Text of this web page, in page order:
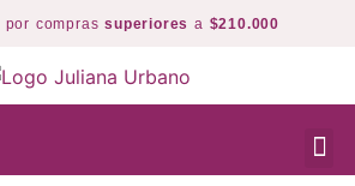
por comprassuperiores a $210.000